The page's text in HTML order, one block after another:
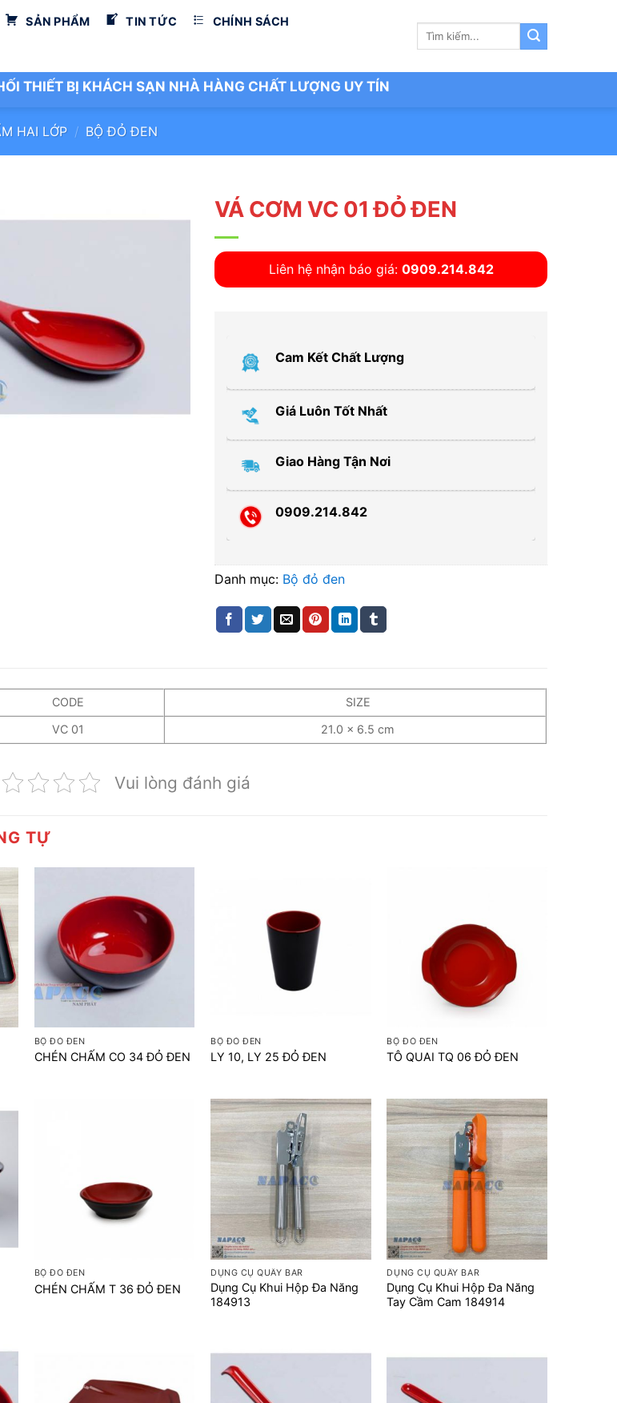
SẢN PHẨM TIN TỨC CHÍNH SÁCH
Tìm
THIẾT BỊ KHÁCH SẠN NHÀ HÀNG CHẤT LƯỢNG UY TÍN
HAI LỚP / BỘ ĐỎ ĐEN
VÁ CƠM VC 01 ĐỎ ĐEN
Liên hệ nhận báo giá: 0909.214.842
Cam Kết Chất Lượng
Giá Luôn Tốt Nhất
Giao Hàng Tận Nơi
0909.214.842
Danh mục: Bộ đỏ đen
CODE
SIZE
VC 01
21.0 x 6.5 cm
Vui lòng đánh giá
TỰ
BỘ ĐỎ ĐEN
CHÉN CHẤM CO 34 ĐỎ ĐEN
BỘ ĐỎ ĐEN
LY 10, LY 25 ĐỎ ĐEN
BỘ ĐỎ ĐEN
TÔ QUAI TQ 06 ĐỎ ĐEN
BỘ ĐỎ ĐEN
CHÉN CHẤM T 36 ĐỎ ĐEN
+
DỤNG CỤ QUẦY BAR
Dụng Cụ Khui Hộp Đa Năng
184913
+
DỤNG CỤ QUẦY BAR
Dụng Cụ Khui Hộp Đa Năng
Tay Cầm Cam 184914